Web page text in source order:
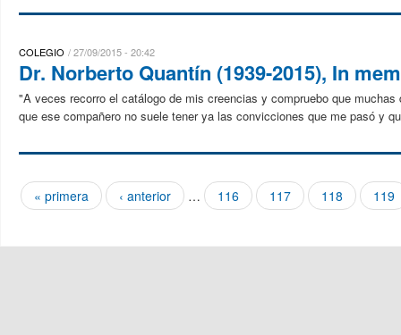
COLEGIO 27/09/2015 - 20:42
Dr. Norberto Quantín (1939-2015), In
"A veces recorro el catálogo de mis creencias y compruebo que
que ese compañero no suele tener ya las convicciones que me pasó y
Páginas
« primera ‹ anterior … 116 117 118 119